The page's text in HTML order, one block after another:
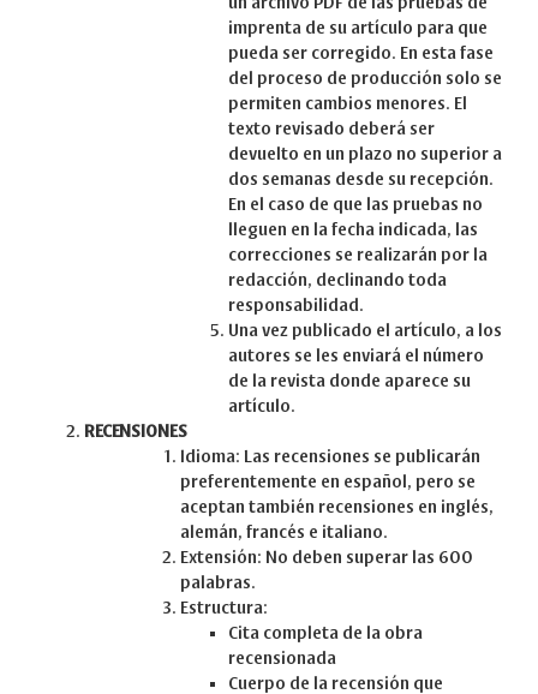
imprenta de su artículo para que
pueda ser corregido. En esta fase
del proceso de producción solo se
permiten cambios menores. El
texto revisado deberá ser
devuelto en un plazo no superior a
dos semanas desde su recepción.
En el caso de que las pruebas no
lleguen en la fecha indicada, las
correcciones se realizarán por la
redacción, declinando toda
responsabilidad.
Una vez publicado el artículo, a los
autores se les enviará el número
de la revista donde aparece su
artículo.
RECENSIONES
Idioma: Las recensiones se publicarán
preferentemente en español, pero se
aceptan también recensiones en inglés,
alemán, francés e italiano.
Extensión: No deben superar las 600
palabras.
Estructura:
Cita completa de la obra
recensionada
Cuerpo de la recensión que